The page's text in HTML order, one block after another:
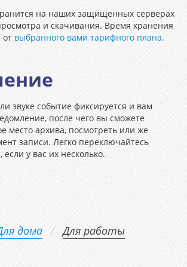
на наших защищенных серверах
и скачивания. Время хранения
от выбранного вами тарифного плана.
звуке событие фиксируется и вам
после чего вы сможете
место архива, посмотреть или же
записи. Легко переключайтесь
у вас их несколько.
дома / Для работы